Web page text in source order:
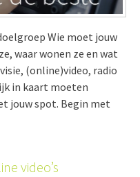
Wie moet jouw
waar wonen ze en wat
(online)video, radio
in kaart moeten
jouw spot. Begin met
video’s